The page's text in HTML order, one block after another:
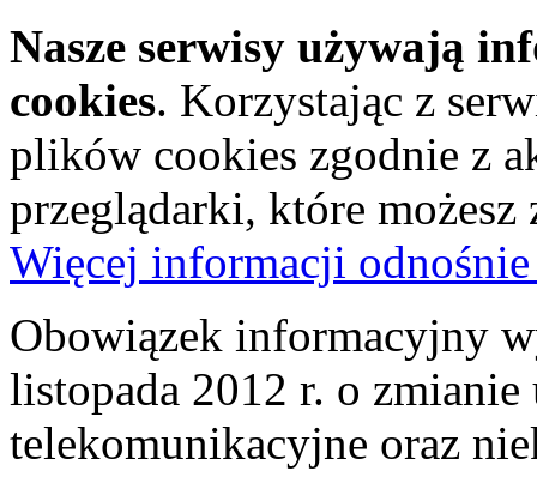
Nasze serwisy używają
cookies. Korzystając z
plików cookies zgodnie z
przeglądarki, które
Więcej informacji
Obowiązek informacyjny
listopada 2012 r. o zmianie
telekomunikacyjne oraz